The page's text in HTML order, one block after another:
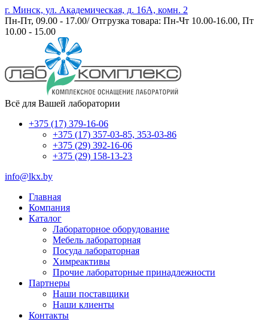
г. Минск, ул. Академическая, д. 16А, комн. 2
Пн-Пт, 09.00 - 17.00/ Отгрузка товара: Пн-Чт 10.00-16.00, Пт
10.00 - 15.00
Всё для Вашей лаборатории
+375 (17) 379-16-06
+375 (17) 357-03-85, 353-03-86
+375 (29) 392-16-06
+375 (29) 158-13-23
info@lkx.by
Главная
Компания
Каталог
Лабораторное оборудование
Мебель лабораторная
Посуда лабораторная
Химреактивы
Прочие лабораторные принадлежности
Партнеры
Наши поставщики
Наши клиенты
Контакты